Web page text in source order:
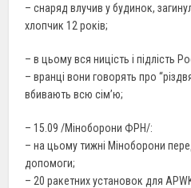
– снаряд влучив у будинок,
хлопчик 12 років;
– в цьому вся ницість і підлість
– вранці вони говорять про
вбивають всю сім’ю;
– 15.09 /Міноборони ФРН/:
– на цьому тижні Міноборони
допомоги;
– 20 ракетних установок для